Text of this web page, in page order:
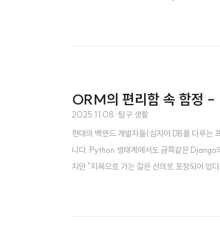
ORM의 편리함 속 함정
2025.11.08 ·탐구 생활
현대의 백엔드 개발자들(심지어 DB를 다루
니다. Python 생태계에서도 금쪽같은
지만 "지옥으로 가는 길은 선의로 포장되어 있